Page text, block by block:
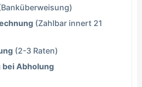
(Zahlbar innert 21
(2-3 Raten)
bei Abholung